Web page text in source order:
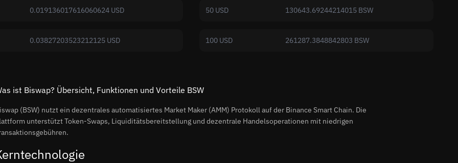
0.019136017616060624 USD
0.03827203523212125 USD
50 USD 130643.69244214015 BSW
100 USD 261287.3848842803 BSW
ist Biswap? Übersicht, Funktionen und Vorteile BSW
(BSW) nutzt ein dezentrales automatisiertes Market Maker (AMM) Protokoll auf der Binance Smart Chain. Die
unterstützt Token-Swaps, Liquiditätsbereitstellung und dezentrale Handelsoperationen mit niedrigen